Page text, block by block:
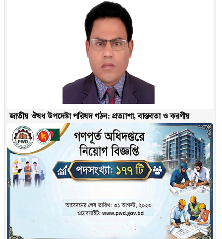
জাতীয় ঔষধ উপদেষ্টা পরিষদ গঠন: প্রত্যাশা, বাস্তবতা ও করণীয়